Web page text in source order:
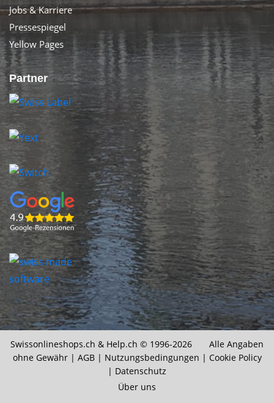
Jobs & Karriere
Pressespiegel
Yellow Pages
Partner
Swissonlineshops.ch & Help.ch © 1996-2026 Alle Angaben
ohne Gewähr | AGB| Nutzungsbedingungen | Cookie Policy
| Datenschutz
Über uns